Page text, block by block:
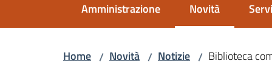
Amministrazione Novità
Menu selezionato
Home / Novità / Notizie / Biblioteca